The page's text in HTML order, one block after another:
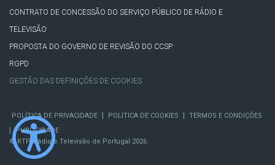
CONTRATO DE CONCESSÃO DO SERVIÇO PÚBLICO DE RÁDIO E
TELEVISÃO
PROPOSTA DO GOVERNO DE REVISÃO DO CCSP
RGPD
GESTÃO DAS DEFINIÇÕES DE COOKIES
POLÍTICA DE PRIVACIDADE | POLÍTICA DE COOKIES | TERMOS E CONDIÇÕES
|
PUBLICIDADE
© RTP, Rádio e Televisão de Portugal 2026